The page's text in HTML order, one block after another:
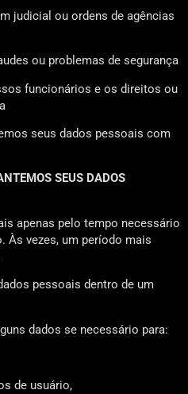
judicial ou ordens de agências
ou problemas de segurança
funcionários e os direitos ou
seus dados pessoais com
SEUS DADOS
apenas pelo tempo necessário
Às vezes, um período mais
pessoais dentro de um
dados se necessário para:
de usuário,